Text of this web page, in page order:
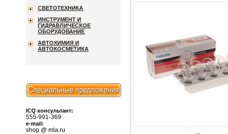
СВЕТОТЕХНИКА
ИНСТРУМЕНТ И
ГИДРАВЛИЧЕСКОЕ
ОБОРУДОВАНИЕ
АВТОХИМИЯ И
АВТОКОСМЕТИКА
ICQ консультант:
555-991-369
e-mail:
shop @ mla.ru